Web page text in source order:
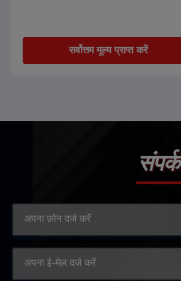
सर्वोत्तम मूल्य प्राप्त करें
संपर्क